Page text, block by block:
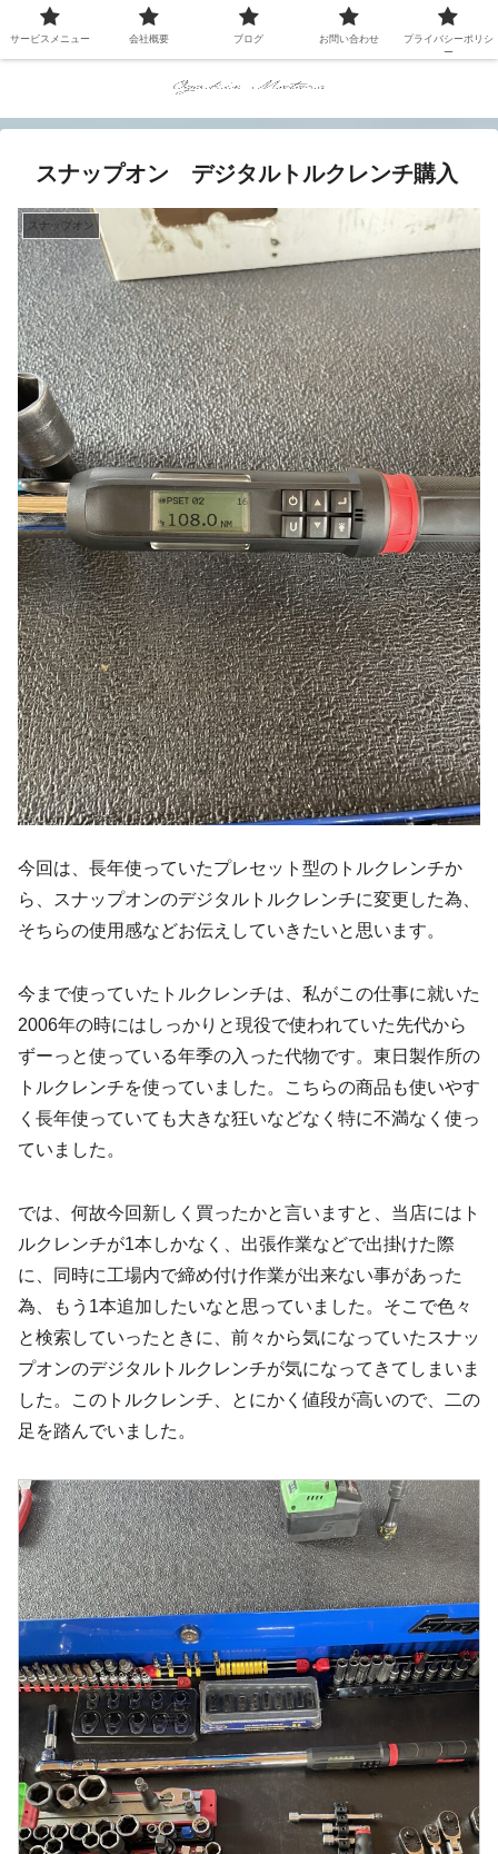
スナップオン デジタルトルクレンチ購入
スナップオン
今回は、長年使っていたプレセット型のトルクレンチか
ら、スナップオンのデジタルトルクレンチに変更した為、
そちらの使用感などお伝えしていきたいと思います。
今まで使っていたトルクレンチは、私がこの仕事に就いた
2006年の時にはしっかりと現役で使われていた先代から
ずーっと使っている年季の入った代物です。東日製作所の
トルクレンチを使っていました。こちらの商品も使いやす
く長年使っていても大きな狂いなどなく特に不満なく使っ
ていました。
では、何故今回新しく買ったかと言いますと、当店にはト
ルクレンチが1本しかなく、出張作業などで出掛けた際
に、同時に工場内で締め付け作業が出来ない事があった
為、もう1本追加したいなと思っていました。そこで色々
と検索していったときに、前々から気になっていたスナッ
プオンのデジタルトルクレンチが気になってきてしまいま
した。このトルクレンチ、とにかく値段が高いので、二の
足を踏んでいました。
サービスメニュー 会社概要 ブログ お問い合わせ
プライバシーポリシ
ー